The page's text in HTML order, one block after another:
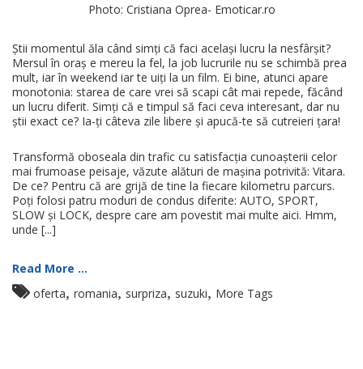
Photo: Cristiana Oprea- Emoticar.ro
Știi momentul ăla când simți că faci același lucru la nesfârșit?
Mersul în oraș e mereu la fel, la job lucrurile nu se schimbă prea
mult, iar în weekend iar te uiți la un film. Ei bine, atunci apare
monotonia: starea de care vrei să scapi cât mai repede, făcând
un lucru diferit. Simți că e timpul să faci ceva interesant, dar nu
știi exact ce? Ia-ți câteva zile libere și apucă-te să cutreieri țara!
Transformă oboseala din trafic cu satisfacția cunoașterii celor
mai frumoase peisaje, văzute alături de mașina potrivită: Vitara.
De ce? Pentru că are grijă de tine la fiecare kilometru parcurs.
Poți folosi patru moduri de condus diferite: AUTO, SPORT,
SLOW și LOCK, despre care am povestit mai multe aici. Hmm,
unde [...]
Read More ...
oferta romania surpriza suzuki More Tags